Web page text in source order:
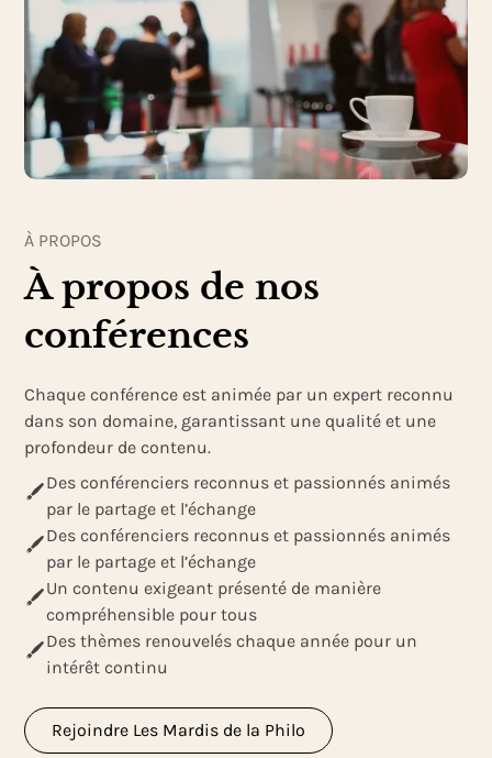
À PROPOS
À propos de nos
conférences
Chaque conférence est animée par un expert reconnu
dans son domaine, garantissant une qualité et une
profondeur de contenu.
Des conférenciers reconnus et passionnés animés
par le partage et l’échange
Des conférenciers reconnus et passionnés animés
par le partage et l’échange
Un contenu exigeant présenté de manière
compréhensible pour tous
Des thèmes renouvelés chaque année pour un
intérêt continu
Rejoindre Les Mardis de la Philo